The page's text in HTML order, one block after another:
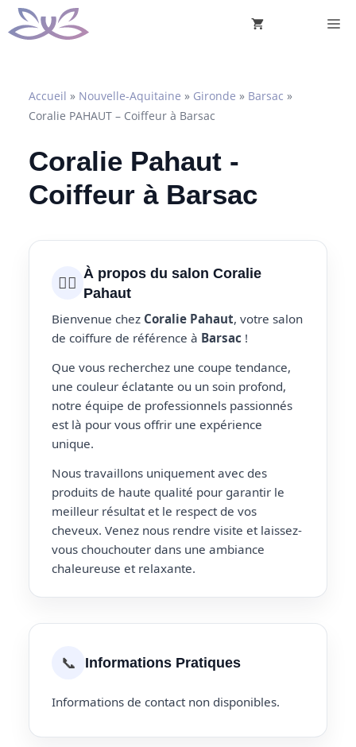
Aller
au
Accueil » Nouvelle-Aquitaine » Gironde » Barsac »
Coralie PAHAUT – Coiffeur à Barsac
Coralie Pahaut -
Coiffeur à Barsac
💇‍♀️ À propos du salon Coralie
Pahaut
Bienvenue chez Coralie Pahaut, votre salon
de coiffure de référence à Barsac !
Que vous recherchez une coupe tendance,
une couleur éclatante ou un soin profond,
notre équipe de professionnels passionnés
est là pour vous offrir une expérience
unique.
Nous travaillons uniquement avec des
produits de haute qualité pour garantir le
meilleur résultat et le respect de vos
cheveux. Venez nous rendre visite et laissez-
vous chouchouter dans une ambiance
chaleureuse et relaxante.
📞 Informations Pratiques
Informations de contact non disponibles.